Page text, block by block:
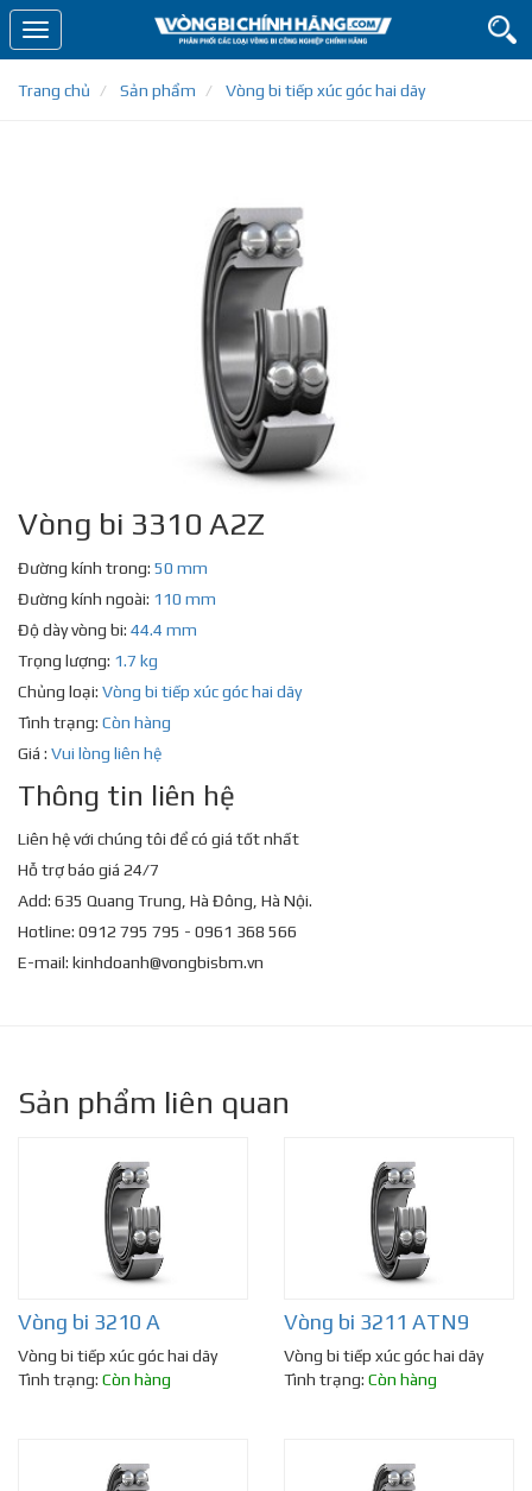
Toggle
navigation
Trang chủ
Sản phẩm Vòng bi tiếp xúc góc hai dãy
Vòng bi 3310 A2Z
Đường kính trong: 50 mm
Đường kính ngoài: 110 mm
Độ dày vòng bi: 44.4 mm
Trọng lượng: 1.7 kg
Chủng loại: Vòng bi tiếp xúc góc hai dãy
Tình trạng: Còn hàng
Giá : Vui lòng liên hệ
Thông tin liên hệ
Liên hệ với chúng tôi để có giá tốt nhất
Hỗ trợ báo giá 24/7
Add: 635 Quang Trung, Hà Đông, Hà Nội.
Hotline: 0912 795 795 - 0961 368 566
E-mail: kinhdoanh@vongbisbm.vn
Sản phẩm liên quan
Vòng bi 3210 A
Vòng bi tiếp xúc góc hai dãy
Tình trạng: Còn hàng
Vòng bi 3211 ATN9
Vòng bi tiếp xúc góc hai dãy
Tình trạng: Còn hàng